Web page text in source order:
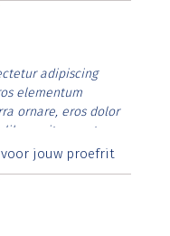
adipiscing
elementum
ornare, eros dolor
vitae erat.
id rutrum lorem
jouw proefrit